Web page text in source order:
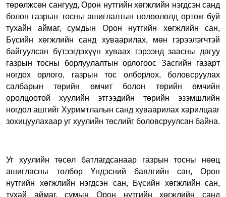
төрөлжсөн сангууд, Орон нутгийн хөгжлийн нэгдсэн санд
болон газрын тосны ашиглалтын нөлөөлөлд өртөж буй
тухайн аймаг, сумдын Орон нутгийн хөгжлийн сан,
Бүсийн хөгжлийн санд хуваарилах, мөн гэрээлэгчтэй
байгуулсан бүтээгдэхүүн хуваах гэрээнд заасны дагуу
газрын тосны борлуулалтын орлогоос Засгийн газарт
ногдох орлого, газрын тос олборлох, боловсруулах
салбарын төрийн өмчит болон төрийн өмчийн
оролцоотой хуулийн этгээдийн төрийн эзэмшлийн
ногдол ашгийг Хуримтлалын санд хуваарилах харилцааг
зохицуулахаар уг хуулийн төслийг боловсруулсан байна.
Уг хуулийн төсөл батлагдсанаар газрын тосны нөөц
ашигласны төлбөр Үндэсний баялгийн сан, Орон
нутгийн хөгжлийн нэгдсэн сан, Бүсийн хөгжлийн сан,
тухай аймаг, сумын Орон нутгийн хөгжлийн санд